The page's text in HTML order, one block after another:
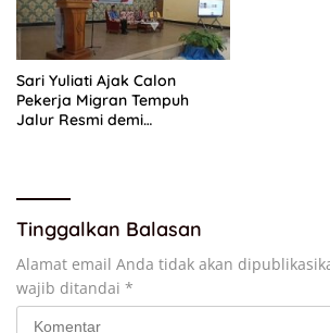
Sari Yuliati Ajak Calon
Pekerja Migran Tempuh
Jalur Resmi demi
Tinggalkan Balasan
Alamat email Anda tidak akan
wajib ditandai *